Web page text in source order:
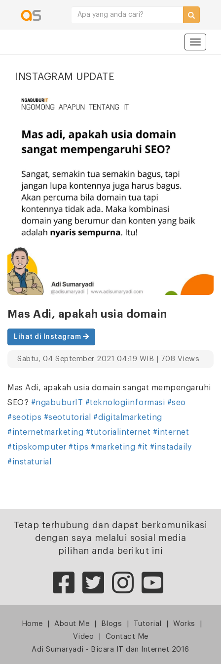
INSTAGRAM UPDATE
Mas Adi, apakah usia domain
Lihat di Instagram
Sabtu, 04 September 2021 04:19 WIB | 708 Views
Mas Adi, apakah usia domain sangat mempengaruhi
SEO? #ngabuburIT #teknologiinformasi #seo
#seotips #seotutorial
#digitalmarketing
#internetmarketing #tutorialinternet #internet
#tipskomputer #tips #marketing #it #instadaily
#instaturial
Tetap terhubung dan dapat berkomunikasi
dengan saya melalui sosial media
pilihan anda berikut ini
Home About Me Blogs Tutorial Works
Video
Contact Me
Adi Sumaryadi - Bicara IT dan Internet 2016